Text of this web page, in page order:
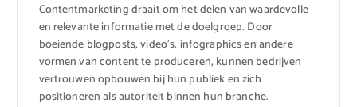
Contentmarketing draait om het delen van waardevolle
en relevante informatie met de doelgroep. Door
boeiende blogposts, video’s, infographics en andere
vormen van content te produceren, kunnen bedrijven
vertrouwen opbouwen bij hun publiek en zich
positioneren als autoriteit binnen hun branche.